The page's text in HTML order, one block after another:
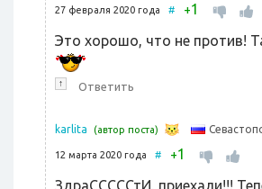
27 февраля 2020 года # +1
Это хорошо, что не против!
↑ Ответить
karlita (автор поста)
12 марта 2020 года # +1
ЗдраСССССтИ, приехали!!!